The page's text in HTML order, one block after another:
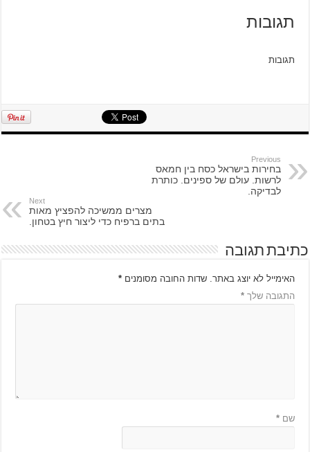
תגובות
תגובות
Previous
בחירות בישראל כסח בין חמאס
לרשות. עולם של ספינים. כותרת
לבדיקה.
Next
מצרים ממשיכה להפציץ מאות
בתים ברפיח כדי ליצור חיץ בטחון.
כתיבת תגובה
האימייל לא יוצג באתר. שדות החובה מסומנים*
התגובה שלך*
שם*